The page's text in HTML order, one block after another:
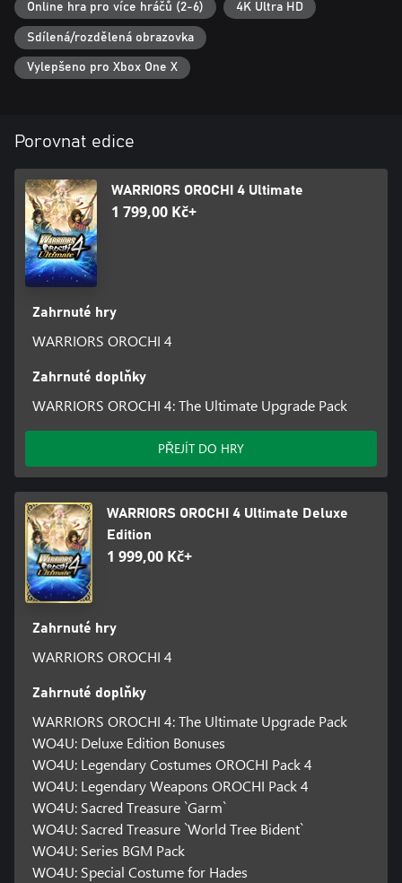
Online hra pro více hráčů (2-6) 4K Ultra HD
Sdílená/rozdělená obrazovka
Vylepšeno pro Xbox One X
Porovnat edice
WARRIORS OROCHI 4 Ultimate
1 799,00 Kč+
Zahrnuté hry
WARRIORS OROCHI 4
Zahrnuté doplňky
WARRIORS OROCHI 4: The Ultimate Upgrade Pack
PŘEJÍT DO HRY
WARRIORS OROCHI 4 Ultimate Deluxe
Edition
1 999,00 Kč+
Zahrnuté hry
WARRIORS OROCHI 4
Zahrnuté doplňky
WARRIORS OROCHI 4: The Ultimate Upgrade Pack
WO4U: Deluxe Edition Bonuses
WO4U: Legendary Costumes OROCHI Pack 4
WO4U: Legendary Weapons OROCHI Pack 4
WO4U: Sacred Treasure `Garm`
WO4U: Sacred Treasure `World Tree Bident`
WO4U: Series BGM Pack
WO4U: Special Costume for Hades